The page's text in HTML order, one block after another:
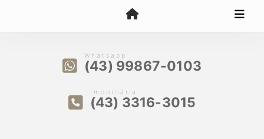
Whatsapp
(43) 99867-0103
Imobiliária
(43) 3316-3015